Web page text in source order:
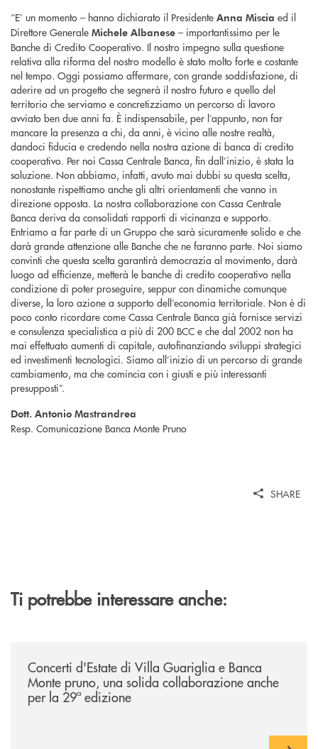
“E’ un momento – hanno dichiarato il Presidente Anna Miscia ed il
Direttore Generale Michele Albanese – importantissimo per le
Banche di Credito Cooperativo. Il nostro impegno sulla questione
relativa alla riforma del nostro modello è stato molto forte e costante
nel tempo. Oggi possiamo affermare, con grande soddisfazione, di
aderire ad un progetto che segnerà il nostro futuro e quello del
territorio che serviamo e concretizziamo un percorso di lavoro
avviato ben due anni fa. È indispensabile, per l’appunto, non far
mancare la presenza a chi, da anni, è vicino alle nostre realtà,
dandoci fiducia e credendo nella nostra azione di banca di credito
cooperativo. Per noi Cassa Centrale Banca, fin dall’inizio, è stata la
soluzione. Non abbiamo, infatti, avuto mai dubbi su questa scelta,
nonostante rispettiamo anche gli altri orientamenti che vanno in
direzione opposta. La nostra collaborazione con Cassa Centrale
Banca deriva da consolidati rapporti di vicinanza e supporto.
Entriamo a far parte di un Gruppo che sarà sicuramente solido e che
darà grande attenzione alle Banche che ne faranno parte. Noi siamo
convinti che questa scelta garantirà democrazia al movimento, darà
luogo ad efficienze, metterà le banche di credito cooperativo nella
condizione di poter proseguire, seppur con dinamiche comunque
diverse, la loro azione a supporto dell’economia territoriale. Non è di
poco conto ricordare come Cassa Centrale Banca già fornisce servizi
e consulenza specialistica a più di 200 BCC e che dal 2002 non ha
mai effettuato aumenti di capitale, autofinanziando sviluppi strategici
ed investimenti tecnologici. Siamo all’inizio di un percorso di grande
cambiamento, ma che comincia con i giusti e più interessanti
presupposti”.
Dott. Antonio Mastrandrea
Resp. Comunicazione Banca Monte Pruno
SHARE
Ti potrebbe interessare anche:
Concerti d'Estate di Villa Guariglia e Banca
Monte pruno, una solida collaborazione anche
per la 29ª edizione